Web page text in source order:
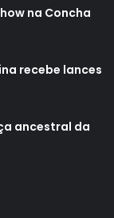
na Concha
recebe lances
ancestral da